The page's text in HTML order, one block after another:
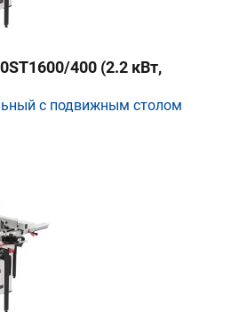
400 (2.2 кВт,
с подвижным столом